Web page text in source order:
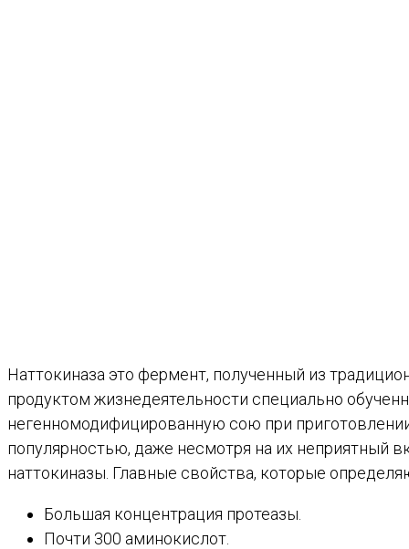
Наттокиназа это фермент, полученный из
продуктом жизнедеятельности специально
негенномодифицированную сою при
популярностью, даже несмотря на их
наттокиназы. Главные свойства, которые
Большая концентрация протеазы.
Почти 300 аминокислот.